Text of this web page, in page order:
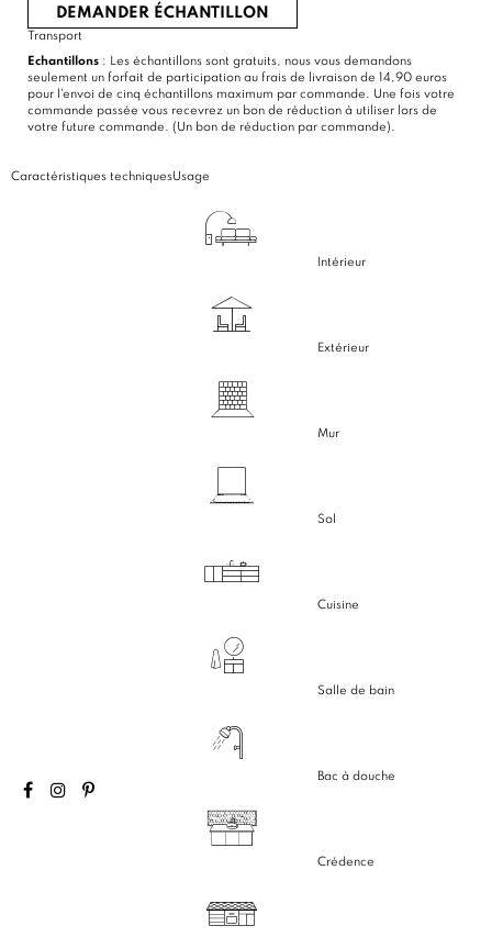
DEMANDER ÉCHANTILLON
Transport
Echantillons : Les échantillons sont gratuits, nous vous demandons
seulement un forfait de participation au frais de livraison de 14,90 euros
pour l'envoi de cinq échantillons maximum par commande. Une fois votre
commande passée vous recevrez un bon de réduction à utiliser lors de
votre future commande. (Un bon de réduction par commande).
Caractéristiques techniquesUsage
Intérieur
Extérieur
Mur
Sol
Cuisine
Salle de bain
Bac à douche
Crédence